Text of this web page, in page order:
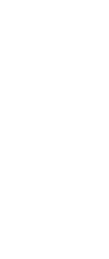
da asma
e cada profissional
com nova regras do
níveis elevados de